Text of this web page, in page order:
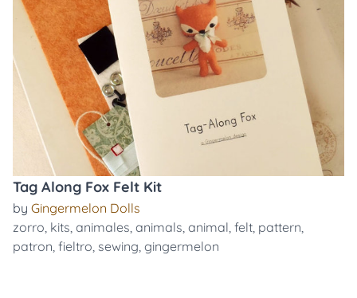
Tag Along Fox Felt Kit
by Gingermelon Dolls
zorro, kits, animales, animals, animal, felt, pattern,
patron, fieltro, sewing, gingermelon